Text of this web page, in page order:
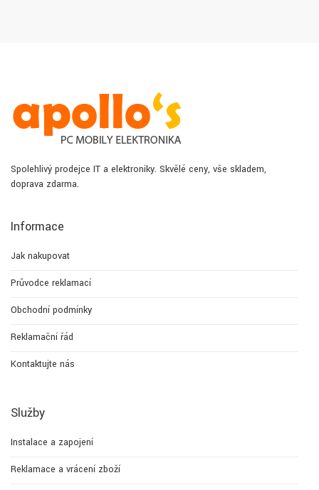
Spolehlivý prodejce IT a elektroniky. Skvělé ceny, vše skladem,
doprava zdarma.
Informace
Jak nakupovat
Průvodce reklamací
Obchodní podmínky
Reklamační řád
Kontaktujte nás
Služby
Instalace a zapojení
Reklamace a vrácení zboží